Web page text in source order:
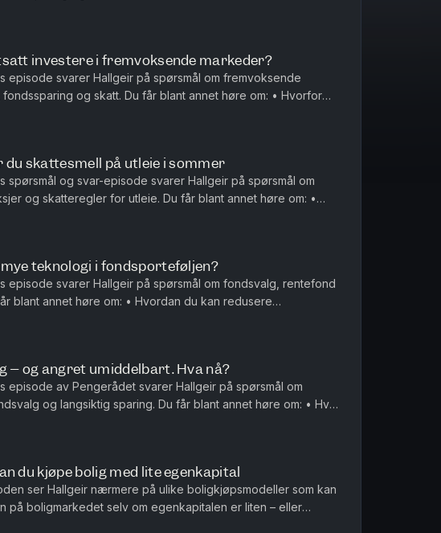
sjåfører kan få billigere bilforsikring – ...
investere i fremvoksende markeder?
episode svarer Hallgeir på spørsmål om fremvoksende
fondssparing og skatt. Du får blant annet høre om: • Hvorfor
markeder fortsatt kan være en viktig del av en...
du skattesmell på utleie i sommer
spørsmål og svar-episode svarer Hallgeir på spørsmål om
og skatteregler for utleie. Du får blant annet høre om: •
har hengt etter vanlige indeksf...
teknologi i fondsporteføljen?
episode svarer Hallgeir på spørsmål om fondsvalg, rentefond
blant annet høre om: • Hvordan du kan redusere
i porteføljen når du allerede sparer i globale...
– og angret umiddelbart. Hva nå?
episode av Pengerådet svarer Hallgeir på spørsmål om
og langsiktig sparing. Du får blant annet høre om: • Hva
du kjøper bolig og raskt innser at ...
du kjøpe bolig med lite egenkapital
ser Hallgeir nærmere på ulike boligkjøpsmodeller som kan
på boligmarkedet selv om egenkapitalen er liten – eller
får blant annet høre om: • Hvordan del...